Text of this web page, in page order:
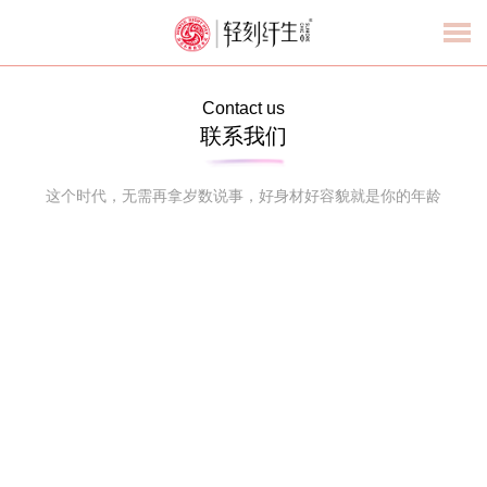
Contact us
联系我们
这个时代，无需再拿岁数说事，好身材好容貌就是你的年龄